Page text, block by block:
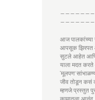
आज पालकांच्या
आपसूक झिरपत
सुटले आहेत आणि
याला मदत करते
‘मूलपण’
जीव तोडून कसं
म्हणजे प्रस्तुत